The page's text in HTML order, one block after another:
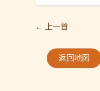
← 上一首
返回地图